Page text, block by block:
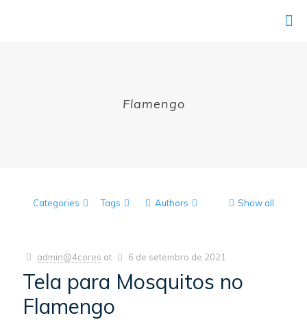
Flamengo
Categories Tags Authors Show all
admin@4cores at 6 de setembro de 2021
Tela para Mosquitos no
Flamengo